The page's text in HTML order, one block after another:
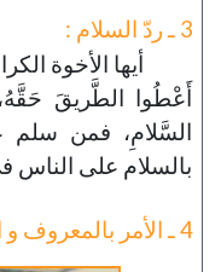
3 ـ ردّ السلام :
أيها الأخوة
أَعْطُوا الطَّريقَ
السَّلامِ، فمن سلم
بالسلام على الناس
4 ـ الأمر بالمعروف و النهي عن المنكر :